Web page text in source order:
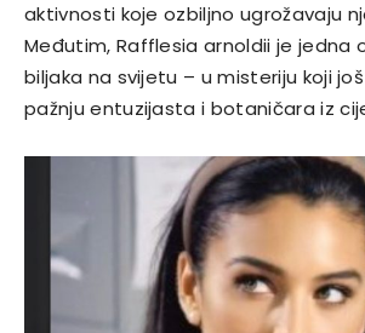
aktivnosti koje ozbiljno ugrožavaju
Međutim, Rafflesia arnoldii je jedna
biljaka na svijetu – u misteriju koji
pažnju entuzijasta i botaničara iz